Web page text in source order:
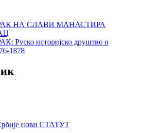
НА СЛАВИ МАНАСТИРА
историјско друштво о
1878
нови СТАТУТ